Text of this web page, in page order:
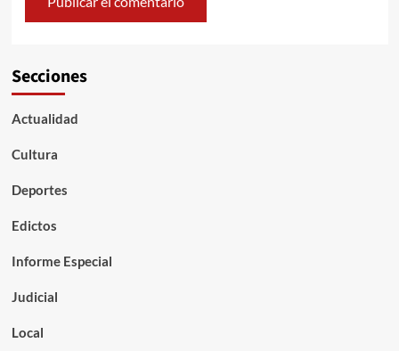
Secciones
Actualidad
Cultura
Deportes
Edictos
Informe Especial
Judicial
Local